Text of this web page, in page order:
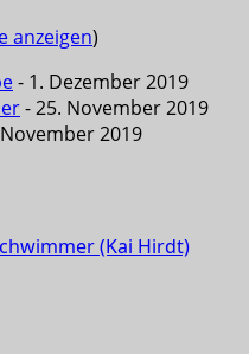
anzeigen)
- 1. Dezember 2019
- 25. November 2019
2019
(Kai Hirdt)